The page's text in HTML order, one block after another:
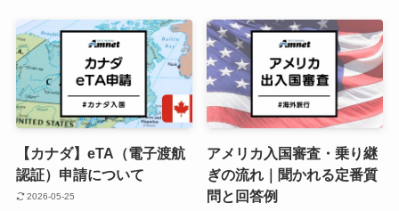
【カナダ】eTA（電子渡航
認証）申請について
2026-05-25
アメリカ入国審査・乗り継
ぎの流れ｜聞かれる定番質
問と回答例